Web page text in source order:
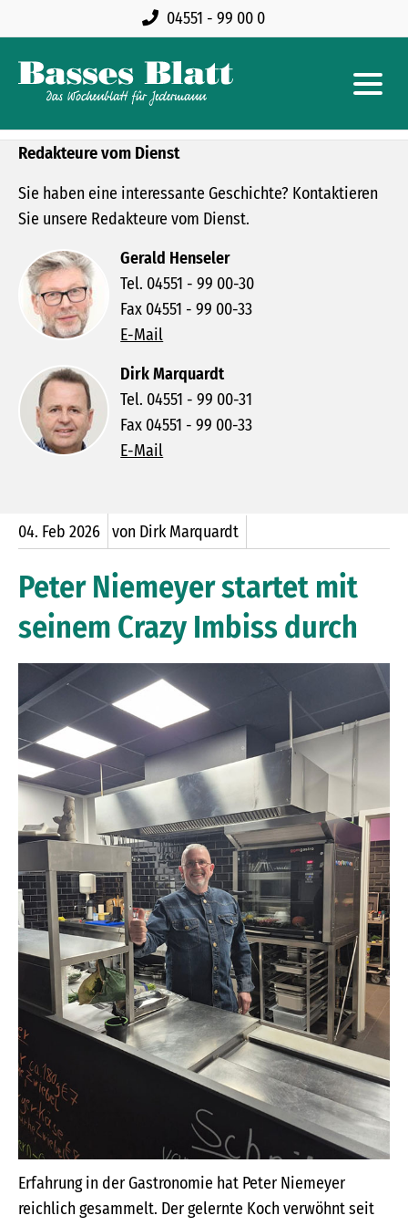
04551 - 99 00 0
Redakteure vom Dienst
Sie haben eine interessante Geschichte? Kontaktieren
Sie unsere Redakteure vom Dienst.
Gerald Henseler
Tel. 04551 - 99 00-30
Fax 04551 - 99 00-33
E-Mail
Dirk Marquardt
Tel. 04551 - 99 00-31
Fax 04551 - 99 00-33
E-Mail
04. Feb 2026 von Dirk Marquardt
Peter Niemeyer startet mit
seinem Crazy Imbiss durch
Erfahrung in der Gastronomie hat Peter Niemeyer
reichlich gesammelt. Der gelernte Koch verwöhnt seit